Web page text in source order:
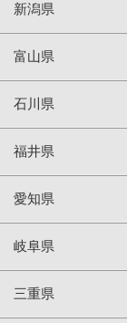
新潟県
富山県
石川県
福井県
愛知県
岐阜県
三重県